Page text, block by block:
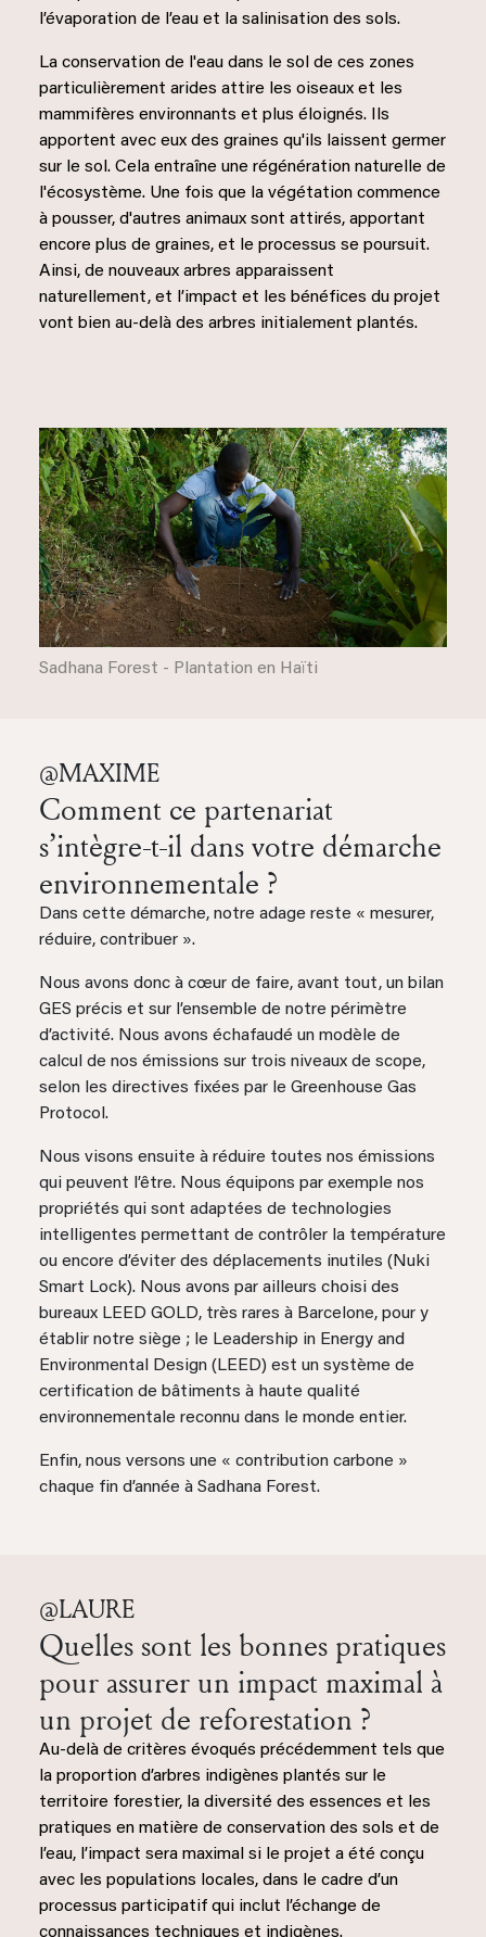
l’évaporation de l’eau et la salinisation des sols.
La conservation de l'eau dans le sol de ces zones
particulièrement arides attire les oiseaux et les
mammifères environnants et plus éloignés. Ils
apportent avec eux des graines qu'ils laissent germer
sur le sol. Cela entraîne une régénération naturelle de
l'écosystème. Une fois que la végétation commence
à pousser, d'autres animaux sont attirés, apportant
encore plus de graines, et le processus se poursuit.
Ainsi, de nouveaux arbres apparaissent
naturellement, et l’impact et les bénéfices du projet
vont bien au-delà des arbres initialement plantés.
Sadhana Forest - Plantation en Haïti
@MAXIME
Comment ce partenariat
s’intègre-t-il dans votre démarche
environnementale ?
Dans cette démarche, notre adage reste « mesurer,
réduire, contribuer ».
Nous avons donc à cœur de faire, avant tout, un bilan
GES précis et sur l’ensemble de notre périmètre
d’activité. Nous avons échafaudé un modèle de
calcul de nos émissions sur trois niveaux de scope,
selon les directives fixées par le Greenhouse Gas
Protocol.
Nous visons ensuite à réduire toutes nos émissions
qui peuvent l’être. Nous équipons par exemple nos
propriétés qui sont adaptées de technologies
intelligentes permettant de contrôler la température
ou encore d’éviter des déplacements inutiles (Nuki
Smart Lock). Nous avons par ailleurs choisi des
bureaux LEED GOLD, très rares à Barcelone, pour y
établir notre siège ; le Leadership in Energy and
Environmental Design (LEED) est un système de
certification de bâtiments à haute qualité
environnementale reconnu dans le monde entier.
Enfin, nous versons une « contribution carbone »
chaque fin d’année à Sadhana Forest.
@LAURE
Quelles sont les bonnes pratiques
pour assurer un impact maximal à
un projet de reforestation ?
Au-delà de critères évoqués précédemment tels que
la proportion d’arbres indigènes plantés sur le
territoire forestier, la diversité des essences et les
pratiques en matière de conservation des sols et de
l’eau, l’impact sera maximal si le projet a été conçu
avec les populations locales, dans le cadre d’un
processus participatif qui inclut l’échange de
connaissances techniques et indigènes.